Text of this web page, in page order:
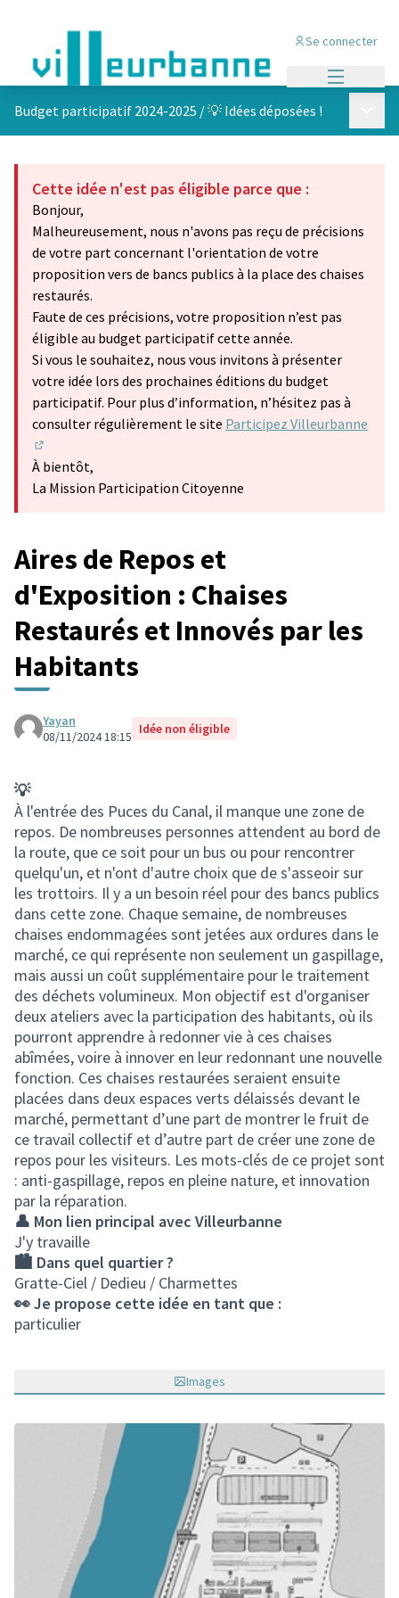
Se connecter
Budget participatif 2024-2025 /💡 Idées déposées !
Cette idée n'est pas éligible parce que :
Bonjour,
Malheureusement, nous n'avons pas reçu de précisions
de votre part concernant l'orientation de votre
proposition vers de bancs publics à la place des chaises
restaurés.
Faute de ces précisions, votre proposition n’est pas
éligible au budget participatif cette année.
Si vous le souhaitez, nous vous invitons à présenter
votre idée lors des prochaines éditions du budget
participatif. Pour plus d’information, n’hésitez pas à
consulter régulièrement le site Participez Villeurbanne
(S'ouvre dans un nouvel onglet)
À bientôt,
La Mission Participation Citoyenne
Aires de Repos et
d'Exposition : Chaises
Restaurés et Innovés par les
Habitants
Yayan
08/11/2024 18:15 Idée non éligible
💡
À l'entrée des Puces du Canal, il manque une zone de
repos. De nombreuses personnes attendent au bord de
la route, que ce soit pour un bus ou pour rencontrer
quelqu'un, et n'ont d'autre choix que de s'asseoir sur
les trottoirs. Il y a un besoin réel pour des bancs publics
dans cette zone. Chaque semaine, de nombreuses
chaises endommagées sont jetées aux ordures dans le
marché, ce qui représente non seulement un gaspillage,
mais aussi un coût supplémentaire pour le traitement
des déchets volumineux. Mon objectif est d'organiser
deux ateliers avec la participation des habitants, où ils
pourront apprendre à redonner vie à ces chaises
abîmées, voire à innover en leur redonnant une nouvelle
fonction. Ces chaises restaurées seraient ensuite
placées dans deux espaces verts délaissés devant le
marché, permettant d’une part de montrer le fruit de
ce travail collectif et d’autre part de créer une zone de
repos pour les visiteurs. Les mots-clés de ce projet sont
: anti-gaspillage, repos en pleine nature, et innovation
par la réparation.
👤 Mon lien principal avec Villeurbanne
J'y travaille
🏙️ Dans quel quartier ?
Gratte-Ciel / Dedieu / Charmettes
👀 Je propose cette idée en tant que :
particulier
Images